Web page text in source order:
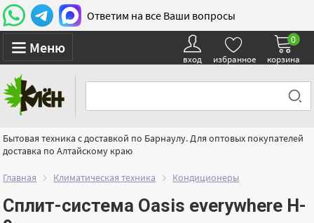
Ответим на все Ваши вопросы
Меню
вход избранное корзина
0
Бытовая техника с доставкой по Барнаулу. Для оптовых покупателей
доставка по Алтайскому краю
Главная Климатическая техника Кондиционеры
Сплит-система Оasis everywhere H-